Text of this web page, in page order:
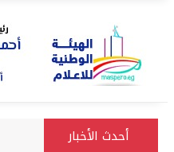
أحدث الأخبار